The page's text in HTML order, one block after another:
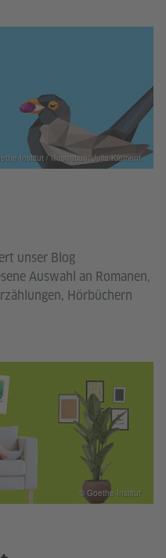
unser Blog
Auswahl an Romanen,
Hörbüchern
Institut / Illustration: Julia Klement
© Goethe-Institut